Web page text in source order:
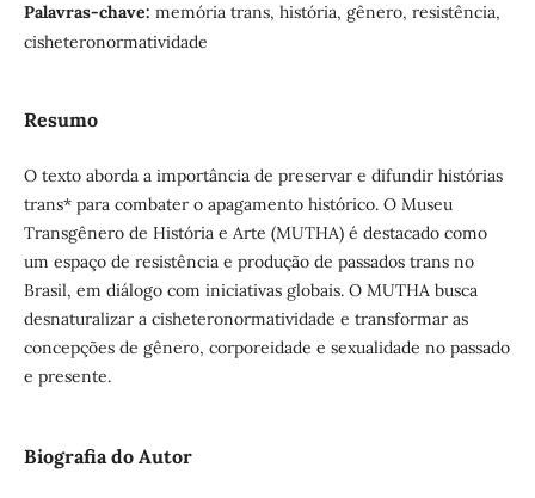
Palavras-chave: memória trans, história, gênero, resistência,
cisheteronormatividade
Resumo
O texto aborda a importância de preservar e difundir histórias
trans* para combater o apagamento histórico. O Museu
Transgênero de História e Arte (MUTHA) é destacado como
um espaço de resistência e produção de passados trans no
Brasil, em diálogo com iniciativas globais. O MUTHA busca
desnaturalizar a cisheteronormatividade e transformar as
concepções de gênero, corporeidade e sexualidade no passado
e presente.
Biografia do Autor